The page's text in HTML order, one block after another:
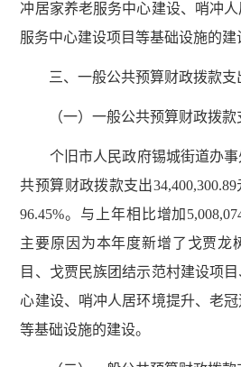
冲居家养老服务中心建设、哨冲
服务中心建设项目等基础设施的建
三、一般公共预算财政拨款支
（一）一般公共预算财政拨款
个旧市人民政府锡城街道办事
共预算财政拨款支出
96.45%。与上年相比增加
主要原因为本年度新增了戈贾龙
目、戈贾民族团结示范村建设项
心建设、哨冲人居环境提升、老
等基础设施的建设。